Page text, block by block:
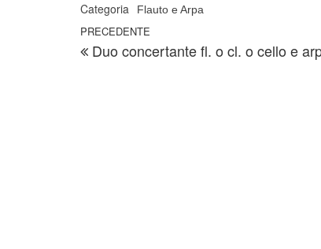
Categoria Flauto e Arpa
Navigazione articoli
Articolo precedente
PRECEDENTE
Duo concertante fl. o cl. o cello e